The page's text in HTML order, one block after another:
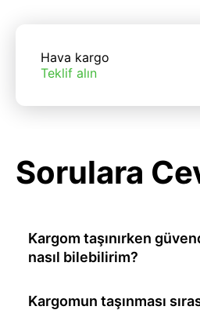
Hava kargo
Teklif alın
Sorulara
Kargom taşınırken
nasıl bilebilirim?
Kargomun taşınması